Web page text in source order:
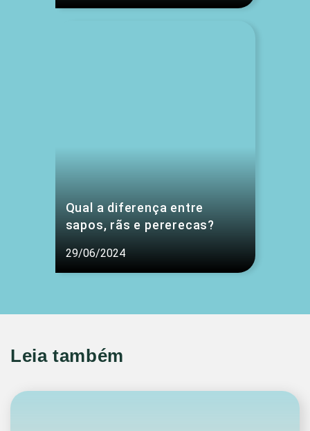
Qual a diferença entre
sapos, rãs e pererecas?
29/06/2024
Leia também